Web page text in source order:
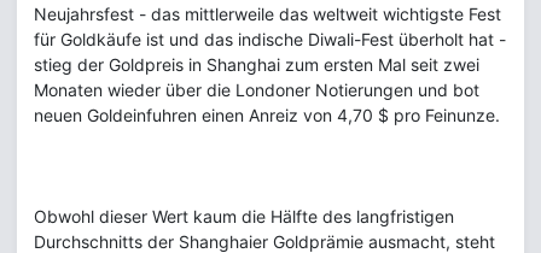
Neujahrsfest - das mittlerweile das weltweit wichtigste Fest
für Goldkäufe ist und das indische Diwali-Fest überholt hat -
stieg der Goldpreis in Shanghai zum ersten Mal seit zwei
Monaten wieder über die Londoner Notierungen und bot
neuen Goldeinfuhren einen Anreiz von 4,70 $ pro Feinunze.
Obwohl dieser Wert kaum die Hälfte des langfristigen
Durchschnitts der Shanghaier Goldprämie ausmacht, steht